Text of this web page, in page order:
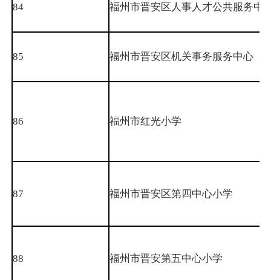
84 福州市晋安区人事人才公共服务中
85 福州市晋安区机关事务服务中心
86 福州市红光小学
87 福州市晋安区第四中心小学
88 福州市晋安第五中心小学